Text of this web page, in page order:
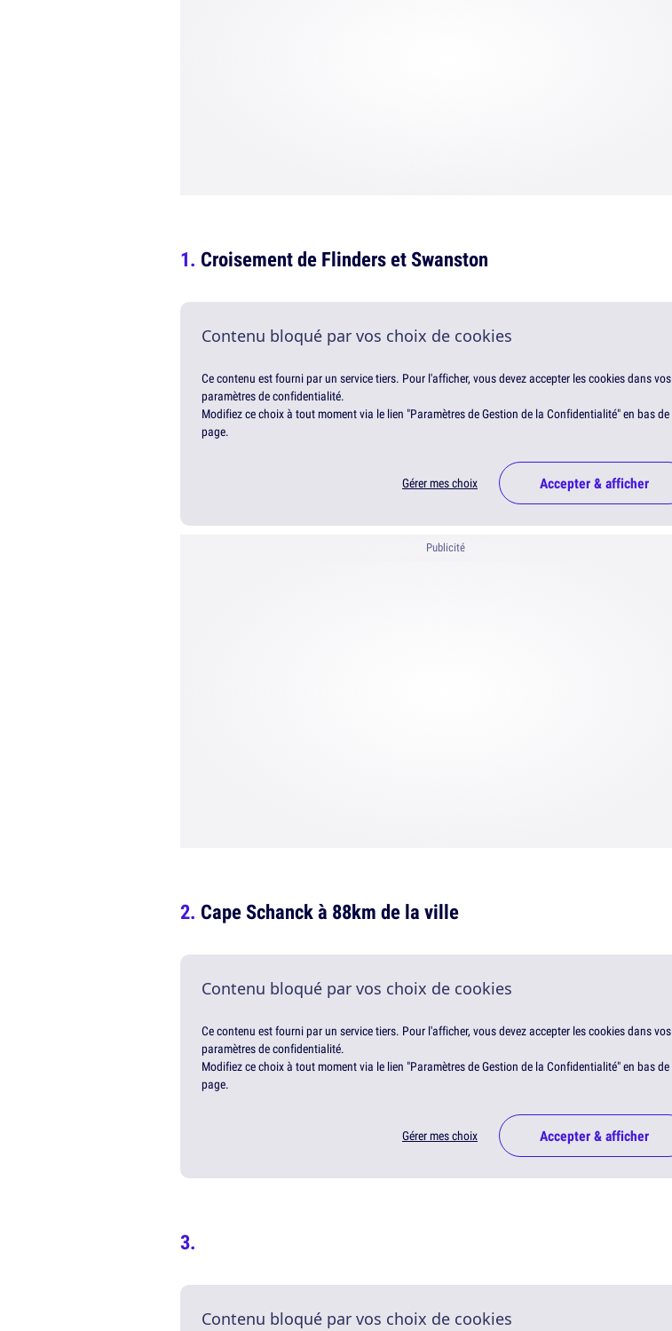
Croisement de Flinders et Swanston
Contenu bloqué par vos choix de cookies
Ce contenu est fourni par un service tiers. Pour l'afficher, vous devez accepter les cookies dans vos
paramètres de confidentialité.
Modifiez ce choix à tout moment via le lien "Paramètres de Gestion de la Confidentialité" en bas de
page.
Gérer mes choix Accepter & afficher
Publicité
Cape Schanck à 88km de la ville
Contenu bloqué par vos choix de cookies
Ce contenu est fourni par un service tiers. Pour l'afficher, vous devez accepter les cookies dans vos
paramètres de confidentialité.
Modifiez ce choix à tout moment via le lien "Paramètres de Gestion de la Confidentialité" en bas de
page.
Gérer mes choix Accepter & afficher
Contenu bloqué par vos choix de cookies